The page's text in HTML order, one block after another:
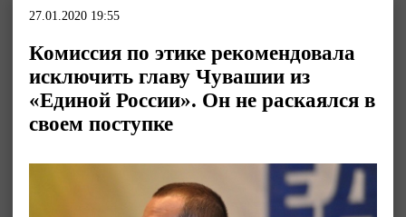
27.01.2020 19:55
Комиссия по этике рекомендовала
исключить главу Чувашии из
«Единой России». Он не раскаялся в
своем поступке